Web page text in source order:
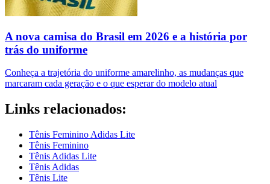
A nova camisa do Brasil em 2026 e a história por
trás do uniforme
Conheça a trajetória do uniforme amarelinho, as mudanças que
marcaram cada geração e o que esperar do modelo atual
Links relacionados:
Tênis Feminino Adidas Lite
Tênis Feminino
Tênis Adidas Lite
Tênis Adidas
Tênis Lite